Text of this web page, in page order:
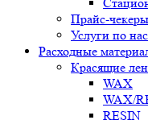
Прайс-
Услуги по
Расходные
Красящие
WAX
WAX/
RESIN